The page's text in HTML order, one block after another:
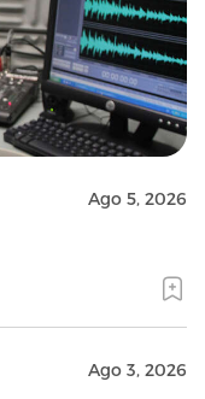
Ago 5, 2026
Ago 3, 2026